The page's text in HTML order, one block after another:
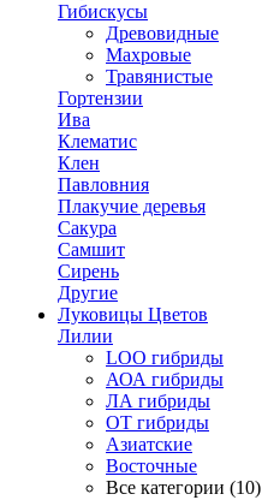
Гибискусы
Древовидные
Махровые
Травянистые
Гортензии
Ива
Клематис
Клен
Павловния
Плакучие деревья
Сакура
Самшит
Сирень
Другие
Луковицы Цветов
Лилии
LOO гибриды
АОА гибриды
ЛА гибриды
ОТ гибриды
Азиатские
Восточные
Все категории (10)